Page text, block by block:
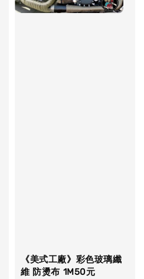
《美式工廠》彩色玻璃纖
維 防燙布 1M50元